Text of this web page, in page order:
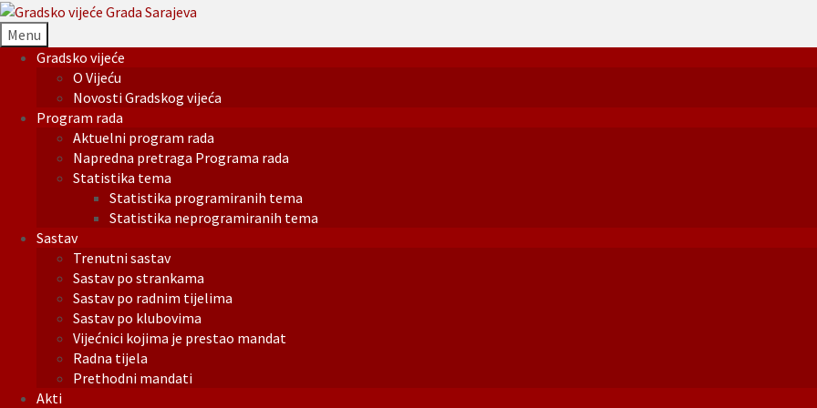
Menu
Gradsko vijeće
O Vijeću
Novosti Gradskog vijeća
Program rada
Aktuelni program rada
Napredna pretraga Programa rada
Statistika tema
Statistika programiranih tema
Statistika neprogramiranih tema
Sastav
Trenutni sastav
Sastav po strankama
Sastav po radnim tijelima
Sastav po klubovima
Vijećnici kojima je prestao mandat
Radna tijela
Prethodni mandati
Akti